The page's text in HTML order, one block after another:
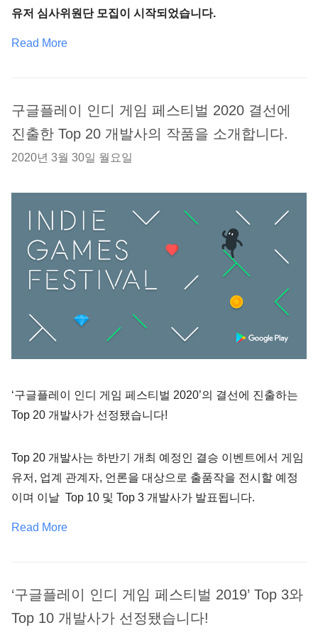
유저 심사위원단 모집이 시작되었습니다.
Read More
구글플레이 인디 게임 페스티벌 2020 결선에
진출한 Top 20 개발사의 작품을 소개합니다.
2020년 3월 30일 월요일
‘구글플레이 인디 게임 페스티벌 2020’의 결선에 진출하는
Top 20 개발사가 선정됐습니다!
Top 20 개발사는 하반기 개최 예정인 결승 이벤트에서 게임
유저, 업계 관계자, 언론을 대상으로 출품작을 전시할 예정
이며 이날 Top 10 및 Top 3 개발사가 발표됩니다.
Read More
‘구글플레이 인디 게임 페스티벌 2019’ Top 3와
Top 10 개발사가 선정됐습니다!